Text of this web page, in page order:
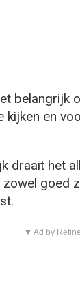
belangrijk
kijken en
draait het
zowel goed
▼ Ad by